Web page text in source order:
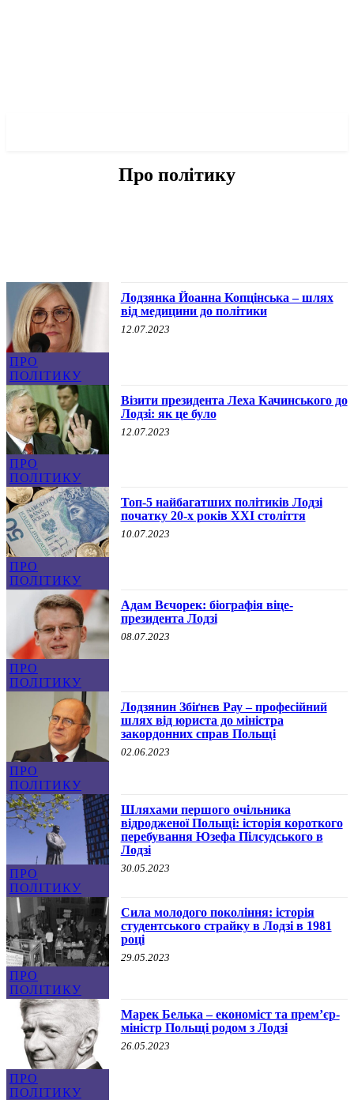
Про політику
ПРО
ПОЛІТИКУ
Лодзянка Йоанна Копцінська – шлях
від медицини до політики
12.07.2023
ПРО
ПОЛІТИКУ
Візити президента Леха Качинського до
Лодзі: як це було
12.07.2023
ПРО
ПОЛІТИКУ
Топ-5 найбагатших політиків Лодзі
початку 20-х років XXI століття
10.07.2023
ПРО
ПОЛІТИКУ
Адам Вєчорек: біографія віце-
президента Лодзі
08.07.2023
ПРО
ПОЛІТИКУ
Лодзянин Збіґнєв Рау – професійний
шлях від юриста до міністра
закордонних справ Польщі
02.06.2023
ПРО
ПОЛІТИКУ
Шляхами першого очільника
відродженої Польщі: історія короткого
перебування Юзефа Пілсудського в
Лодзі
30.05.2023
ПРО
ПОЛІТИКУ
Сила молодого покоління: історія
студентського страйку в Лодзі в 1981
році
29.05.2023
ПРО
ПОЛІТИКУ
Марек Белька – економіст та прем’єр-
міністр Польщі родом з Лодзі
26.05.2023